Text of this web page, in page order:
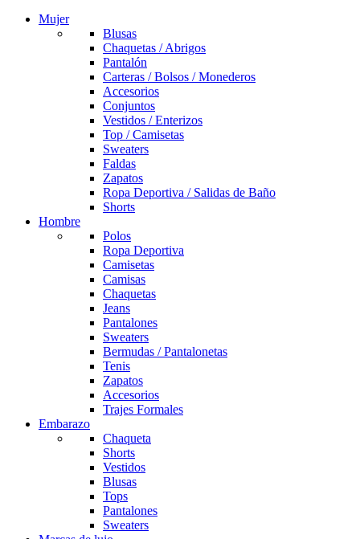
Mujer
Blusas
Chaquetas / Abrigos
Pantalón
Carteras / Bolsos / Monederos
Accesorios
Conjuntos
Vestidos / Enterizos
Top / Camisetas
Sweaters
Faldas
Zapatos
Ropa Deportiva / Salidas de Baño
Shorts
Hombre
Polos
Ropa Deportiva
Camisetas
Camisas
Chaquetas
Jeans
Pantalones
Sweaters
Bermudas / Pantalonetas
Tenis
Zapatos
Accesorios
Trajes Formales
Embarazo
Chaqueta
Shorts
Vestidos
Blusas
Tops
Pantalones
Sweaters